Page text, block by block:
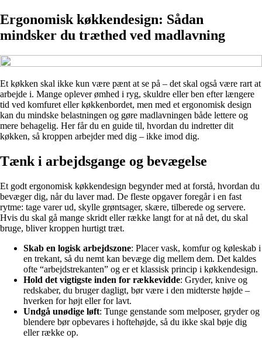
Ergonomisk køkkendesign: Sådan
mindsker du træthed ved madlavning
Et køkken skal ikke kun være pænt at se på – det skal også være rart at
arbejde i. Mange oplever ømhed i ryg, skuldre eller ben efter længere
tid ved komfuret eller køkkenbordet, men med et ergonomisk design
kan du mindske belastningen og gøre madlavningen både lettere og
mere behagelig. Her får du en guide til, hvordan du indretter dit
køkken, så kroppen arbejder med dig – ikke imod dig.
Tænk i arbejdsgange og bevægelse
Et godt ergonomisk køkkendesign begynder med at forstå, hvordan du
bevæger dig, når du laver mad. De fleste opgaver foregår i en fast
rytme: tage varer ud, skylle grøntsager, skære, tilberede og servere.
Hvis du skal gå mange skridt eller række langt for at nå det, du skal
bruge, bliver kroppen hurtigt træt.
Skab en logisk arbejdszone: Placer vask, komfur og køleskab i
en trekant, så du nemt kan bevæge dig mellem dem. Det kaldes
ofte “arbejdstrekanten” og er et klassisk princip i køkkendesign.
Hold det vigtigste inden for rækkevidde: Gryder, knive og
redskaber, du bruger dagligt, bør være i den midterste højde –
hverken for højt eller for lavt.
Undgå unødige løft: Tunge genstande som melposer, gryder og
blendere bør opbevares i hoftehøjde, så du ikke skal bøje dig
eller række op.